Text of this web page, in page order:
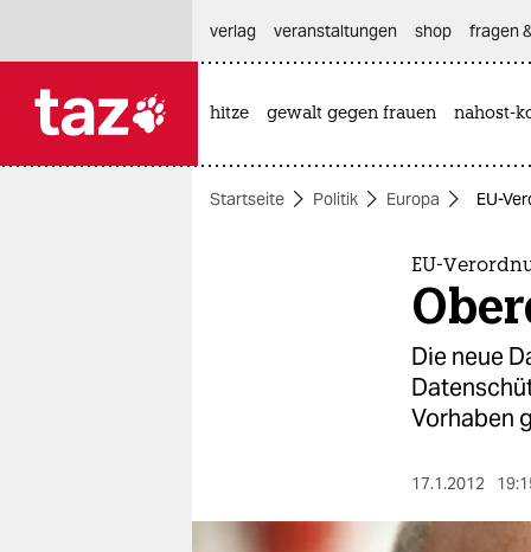
themen
berlin
verlag
veranstaltungen shop fragen
hitze gewalt gegen frauen nahost-
Startseite Politik Europa EU-
EU-
Die neue
Vorhaben
17.1.2012